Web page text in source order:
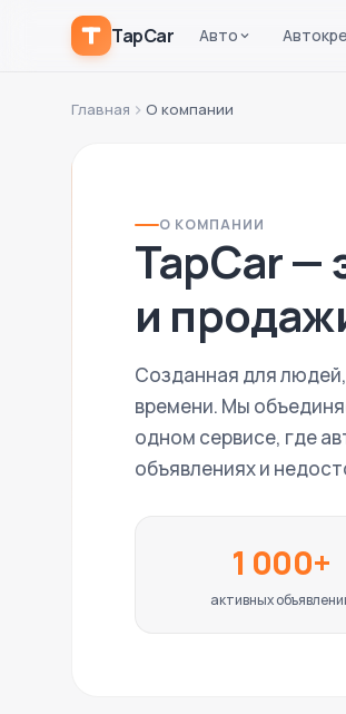
TapCar Авто
Главная О компании
О КОМПАНИИ
TapCar —
и
Созданная для
времени. Мы
одном сервисе, где
объявлениях и
1 000+
активных